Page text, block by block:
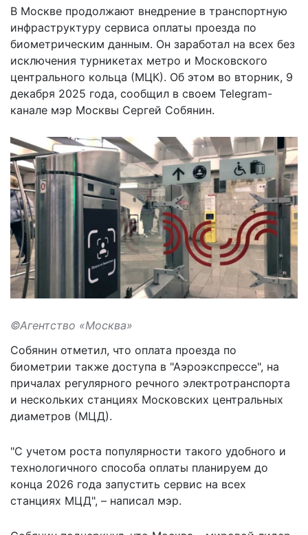
В Москве продолжают внедрение в транспортную
инфраструктуру сервиса оплаты проезда по
биометрическим данным. Он заработал на всех без
исключения турникетах метро и Московского
центрального кольца (МЦК). Об этом во вторник, 9
декабря 2025 года, сообщил в своем Telegram-
канале мэр Москвы Сергей Собянин.
©Агентство «Москва»
Собянин отметил, что оплата проезда по
биометрии также доступа в "Аэроэкспрессе", на
причалах регулярного речного электротранспорта
и нескольких станциях Московских центральных
диаметров (МЦД).
"С учетом роста популярности такого удобного и
технологичного способа оплаты планируем до
конца 2026 года запустить сервис на всех
станциях МЦД", – написал мэр.